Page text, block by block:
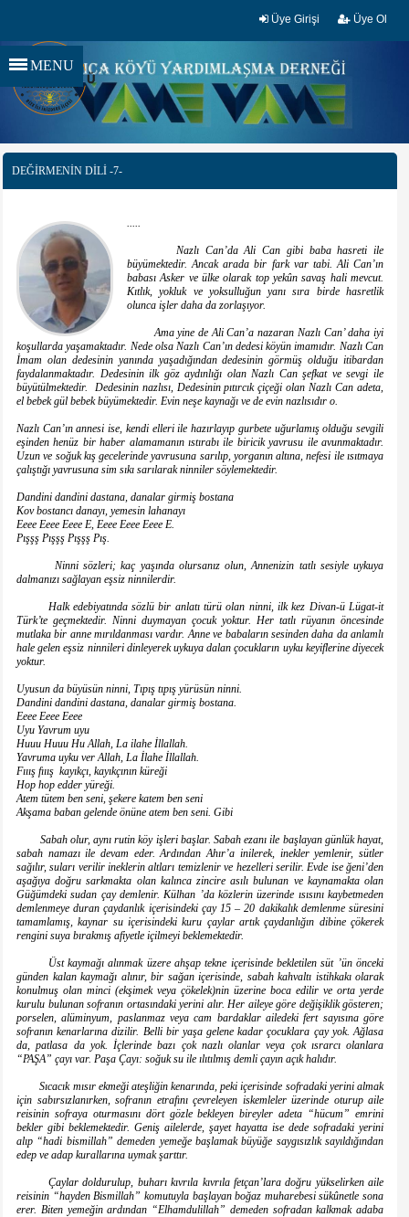
Üye Girişi Üye Ol
MENU
DEĞİRMENİN DİLİ -7-
.....
Nazlı Can’da Ali Can gibi baba hasreti ile
büyümektedir. Ancak arada bir fark var tabi. Ali Can’ın
babası Asker ve ülke olarak top yekûn savaş hali mevcut.
Kıtlık, yokluk ve yoksulluğun yanı sıra birde hasretlik
olunca işler daha da zorlaşıyor.
Ama yine de Ali Can’a nazaran Nazlı Can’ daha iyi
koşullarda yaşamaktadır. Nede olsa Nazlı Can’ın dedesi köyün imamıdır. Nazlı Can
İmam olan dedesinin yanında yaşadığından dedesinin görmüş olduğu itibardan
faydalanmaktadır. Dedesinin ilk göz aydınlığı olan Nazlı Can şefkat ve sevgi ile
büyütülmektedir. Dedesinin nazlısı, Dedesinin pıtırcık çiçeği olan Nazlı Can adeta,
el bebek gül bebek büyümektedir. Evin neşe kaynağı ve de evin nazlısıdır o.
Nazlı Can’ın annesi ise, kendi elleri ile hazırlayıp gurbete uğurlamış olduğu sevgili
eşinden henüz bir haber alamamanın ıstırabı ile biricik yavrusu ile avunmaktadır.
Uzun ve soğuk kış gecelerinde yavrusuna sarılıp, yorganın altına, nefesi ile ısıtmaya
çalıştığı yavrusuna sim sıkı sarılarak ninniler söylemektedir.
Dandini dandini dastana, danalar girmiş bostana
Kov bostancı danayı, yemesin lahanayı
Eeee Eeee Eeee E, Eeee Eeee Eeee E.
Pışşş Pışşş Pışşş Pış.
Ninni sözleri; kaç yaşında olursanız olun, Annenizin tatlı sesiyle uykuya
dalmanızı sağlayan eşsiz ninnilerdir.
Halk edebiyatında sözlü bir anlatı türü olan ninni, ilk kez Divan-ü Lügat-it
Türk’te geçmektedir. Ninni duymayan çocuk yoktur. Her tatlı rüyanın öncesinde
mutlaka bir anne mırıldanması vardır. Anne ve babaların sesinden daha da anlamlı
hale gelen eşsiz ninnileri dinleyerek uykuya dalan çocukların uyku keyiflerine diyecek
yoktur.
Uyusun da büyüsün ninni, Tıpış tıpış yürüsün ninni.
Dandini dandini dastana, danalar girmiş bostana.
Eeee Eeee Eeee
Uyu Yavrum uyu
Huuu Huuu Hu Allah, La ilahe İllallah.
Yavruma uyku ver Allah, La İlahe İllallah.
Fııış fııış kayıkçı, kayıkçının küreği
Hop hop edder yüreği.
Atem tütem ben seni, şekere katem ben seni
Akşama baban gelende önüne atem ben seni. Gibi
Sabah olur, aynı rutin köy işleri başlar. Sabah ezanı ile başlayan günlük hayat,
sabah namazı ile devam eder. Ardından Ahır’a inilerek, inekler yemlenir, sütler
sağılır, suları verilir ineklerin altları temizlenir ve hezelleri serilir. Evde ise ğeni’den
aşağıya doğru sarkmakta olan kalınca zincire asılı bulunan ve kaynamakta olan
Güğümdeki sudan çay demlenir. Külhan ’da közlerin üzerinde ısısını kaybetmeden
demlenmeye duran çaydanlık içerisindeki çay 15 – 20 dakikalık demlenme süresini
tamamlamış, kaynar su içerisindeki kuru çaylar artık çaydanlığın dibine çökerek
rengini suya bırakmış afiyetle içilmeyi beklemektedir.
Üst kaymağı alınmak üzere ahşap tekne içerisinde bekletilen süt ’ün önceki
günden kalan kaymağı alınır, bir sağan içerisinde, sabah kahvaltı istihkakı olarak
konulmuş olan minci (ekşimek veya çökelek)nin üzerine boca edilir ve orta yerde
kurulu bulunan sofranın ortasındaki yerini alır. Her aileye göre değişiklik gösteren;
porselen, alüminyum, paslanmaz veya cam bardaklar ailedeki fert sayısına göre
sofranın kenarlarına dizilir. Belli bir yaşa gelene kadar çocuklara çay yok. Ağlasa
da, patlasa da yok. İçlerinde bazı çok nazlı olanlar veya çok ısrarcı olanlara
“PAŞA” çayı var. Paşa Çayı: soğuk su ile ılıtılmış demli çayın açık halıdır.
Sıcacık mısır ekmeği ateşliğin kenarında, peki içerisinde sofradaki yerini almak
için sabırsızlanırken, sofranın etrafını çevreleyen iskemleler üzerinde oturup aile
reisinin sofraya oturmasını dört gözle bekleyen bireyler adeta “hücum” emrini
bekler gibi beklemektedir. Geniş ailelerde, şayet hayatta ise dede sofradaki yerini
alıp “hadi bismillah” demeden yemeğe başlamak büyüğe saygısızlık sayıldığından
edep ve adap kurallarına uymak şarttır.
Çaylar doldurulup, buharı kıvrıla kıvrıla fetçan’lara doğru yükselirken aile
reisinin “hayden Bismillah” komutuyla başlayan boğaz muharebesi sükûnetle sona
erer. Biten yemeğin ardından “Elhamdulillah” demeden sofradan kalkmak adaba